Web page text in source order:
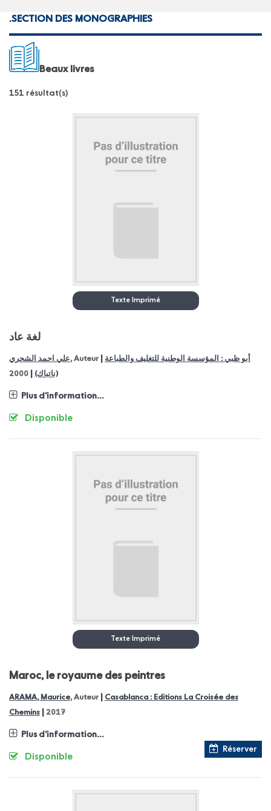
.SECTION DES MONOGRAPHIES
Beaux livres
151 résultat(s)
Texte Imprimé
لغة عاد
علي احمد الشحري, Auteur
أبو ظبي : المؤسسة الوطنية للتغليف والطباعة
(ناتباك)
2000
Plus d'information...
Disponible
Texte Imprimé
Maroc, le royaume des peintres
ARAMA, Maurice, Auteur
Casablanca : Editions La Croisée des
Chemins
2017
Plus d'information...
Réserver
Disponible